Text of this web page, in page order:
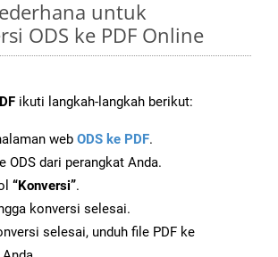
untuk
ODS ke PDF Online
ikuti langkah-langkah berikut:
web ODS ke PDF.
ODS dari perangkat Anda.
“Konversi”.
konversi selesai.
selesai, unduh file PDF ke